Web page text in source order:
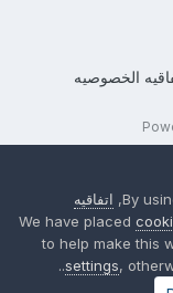
الخصوصيه
By
, اتفاقيه
to help make this
settings ,